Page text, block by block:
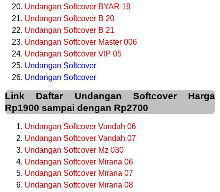
Undangan Softcover BYAR 19
Undangan Softcover B 20
Undangan Softcover B 21
Undangan Softcover Master 006
Undangan Softcover VIP 05
Undangan Softcover
Undangan Softcover
Link Daftar Undangan Softcover Harga
Rp1900 sampai dengan Rp2700
Undangan Softcover Vandah 06
Undangan Softcover Vandah 07
Undangan Softcover Mz 030
Undangan Softcover Mirana 06
Undangan Softcover Mirana 07
Undangan Softcover Mirana 08